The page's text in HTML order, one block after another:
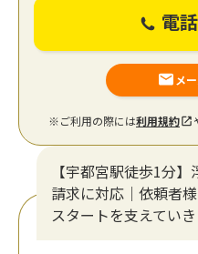
電
メ
※ご利用の際には利用規約
【宇都宮駅徒歩1分
請求に対応｜依頼者
スタートを支えてい